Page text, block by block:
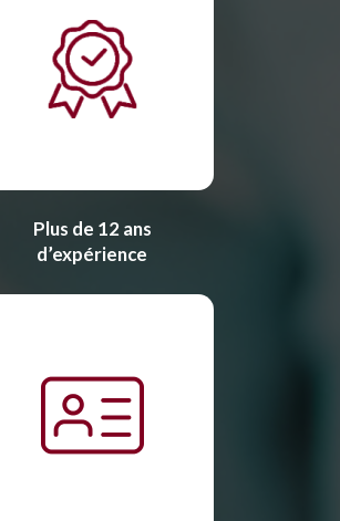
Plus de 12 ans
d’expérience